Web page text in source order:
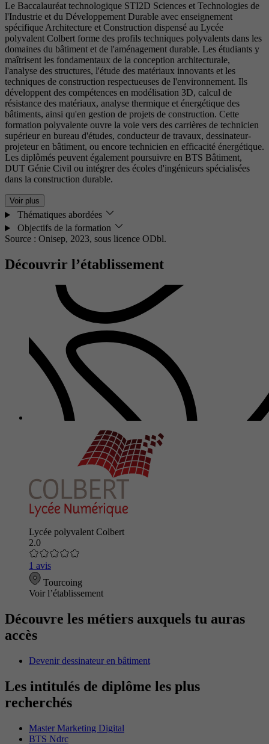
Le Baccalauréat technologique STI2D Sciences et Technologies de
l'Industrie et du Développement Durable avec enseignement
spécifique Architecture et Construction dispensé au Lycée
polyvalent Colbert forme des profils techniques polyvalents dans les
domaines du bâtiment et de l'aménagement durable. Les étudiants y
maîtrisent les fondamentaux de la conception architecturale,
l'analyse des structures, l'étude des matériaux innovants et les
techniques de construction respectueuses de l'environnement. Ils
développent des compétences en modélisation 3D, calcul de
résistance des matériaux, analyse thermique et énergétique des
bâtiments, ainsi qu'en gestion de projets de construction. Cette
formation polyvalente ouvre la voie vers des carrières de technicien
supérieur en bureau d'études, conducteur de travaux, dessinateur-
projeteur en bâtiment, ou encore technicien en efficacité énergétique.
Les diplômés peuvent également poursuivre en BTS Bâtiment,
DUT Génie Civil ou intégrer des écoles d'ingénieurs spécialisées
dans la construction durable.
Voir plus
Thématiques abordées
Objectifs de la formation
Source : Onisep, 2023, sous licence ODbl.
Découvrir l’établissement
Lycée polyvalent Colbert
2.0
1 avis
Tourcoing
Voir l’établissement
Découvre les métiers auxquels tu auras
accès
Devenir dessinateur en bâtiment
Les intitulés de diplôme les plus
recherchés
Master Marketing Digital
BTS Ndrc